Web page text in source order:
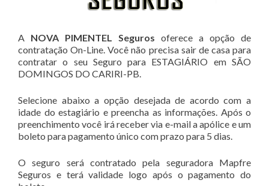
A NOVA PIMENTEL Seguros oferece a opção de
contratação On-Line. Você não precisa sair de casa para
contratar o seu Seguro para ESTAGIÁRIO em SÃO
DOMINGOS DO CARIRI-PB.
Selecione abaixo a opção desejada de acordo com a
idade do estagiário e preencha as informações. Após o
preenchimento você irá receber via e-mail a apólice e um
boleto para pagamento único com prazo para 5 dias.
O seguro será contratado pela seguradora Mapfre
Seguros e terá validade logo após o pagamento do